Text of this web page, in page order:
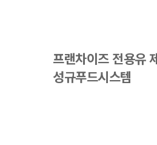
프랜차이즈 전용유
성규푸드시스템